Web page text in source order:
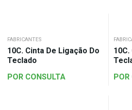
FABRICANTES
10C. Cinta De Ligação Do
Teclado
POR CONSULTA
POR